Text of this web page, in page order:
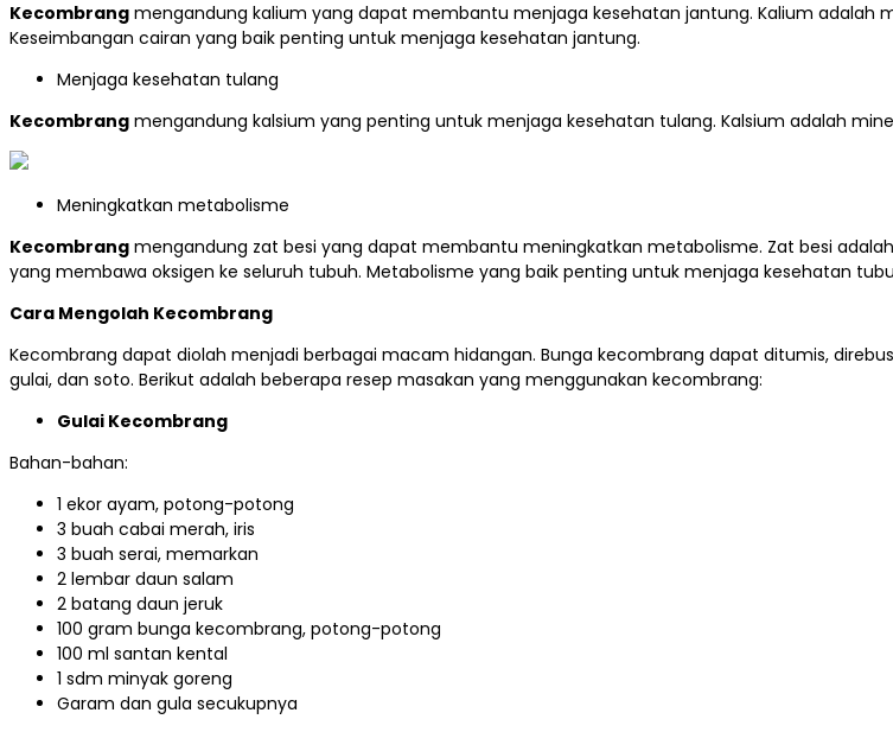
Kecombrang mengandung kalium yang dapat membantu menjaga kesehatan jantung. Kalium adalah
Keseimbangan cairan yang baik penting untuk menjaga kesehatan jantung.
Menjaga kesehatan tulang
Kecombrang mengandung kalsium yang penting untuk menjaga kesehatan tulang. Kalsium adalah
Meningkatkan metabolisme
Kecombrang mengandung zat besi yang dapat membantu meningkatkan metabolisme. Zat besi
yang membawa oksigen ke seluruh tubuh. Metabolisme yang baik penting untuk menjaga kesehatan
Cara Mengolah Kecombrang
Kecombrang dapat diolah menjadi berbagai macam hidangan. Bunga kecombrang dapat ditumis,
gulai, dan soto. Berikut adalah beberapa resep masakan yang menggunakan kecombrang:
Gulai Kecombrang
Bahan-bahan:
1 ekor ayam, potong-potong
3 buah cabai merah, iris
3 buah serai, memarkan
2 lembar daun salam
2 batang daun jeruk
100 gram bunga kecombrang, potong-potong
100 ml santan kental
1 sdm minyak goreng
Garam dan gula secukupnya